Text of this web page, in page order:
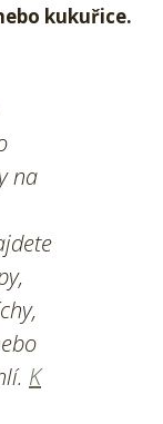
kukuřice.
na
K